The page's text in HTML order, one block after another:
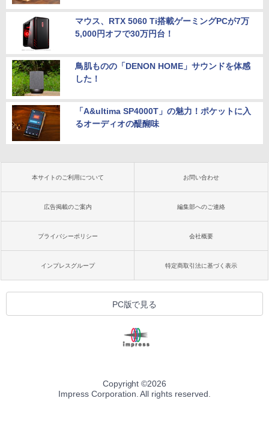
マウス、RTX 5060 Ti搭載ゲーミングPCが7万
5,000円オフで30万円台！
鳥肌ものの「DENON HOME」サウンドを体感
した！
「A&ultima SP4000T」の魅力！ポケットに入
るオーディオの醍醐味
本サイトのご利用について お問い合わせ
広告掲載のご案内 編集部へのご連絡
プライバシーポリシー 会社概要
インプレスグループ 特定商取引法に基づく表示
PC版で見る
Copyright ©2026
Impress Corporation. All rights reserved.